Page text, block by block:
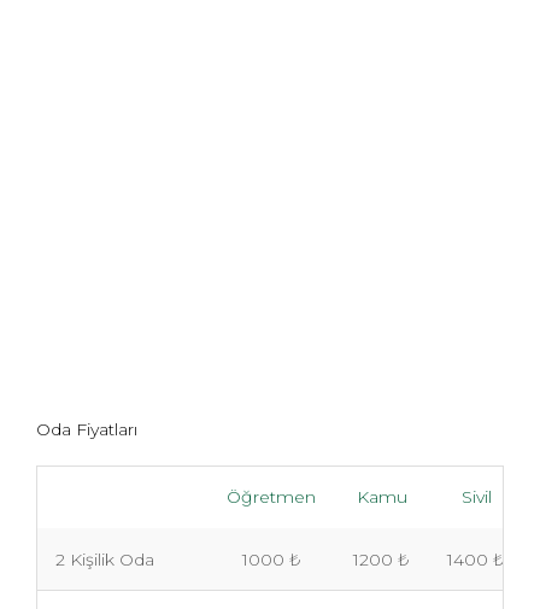
Oda Fiyatları
Öğretmen Kamu Sivil
2 Kişilik Oda 1000 ₺ 1200 ₺ 1400 ₺